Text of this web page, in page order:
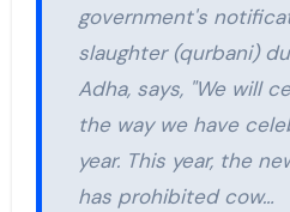
government's
slaughter (qurbani)
Adha, says, "We will
the way we have
year. This year, the
has prohibited cow…